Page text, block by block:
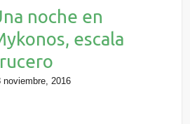
noche en
escala
noviembre, 2016